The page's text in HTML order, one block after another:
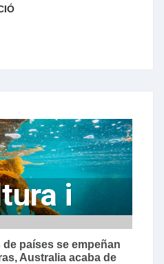
i
países se empeñan
Australia acaba de